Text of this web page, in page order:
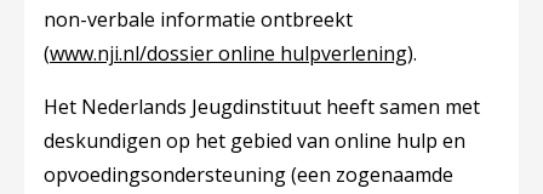
non-verbale informatie ontbreekt
(www.nji.nl/dossier online hulpverlening).
Het Nederlands Jeugdinstituut heeft samen met
deskundigen op het gebied van online hulp en
opvoedingsondersteuning (een zogenaamde